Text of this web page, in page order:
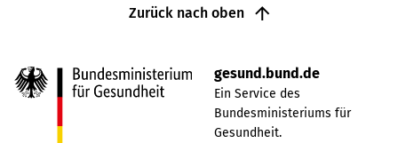
Zurück nach oben
gesund.bund.de
Ein Service des
Bundesministeriums für
Gesundheit.